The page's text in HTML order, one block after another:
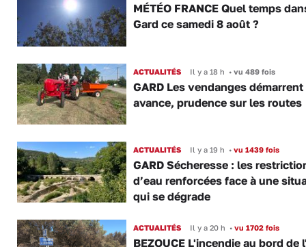
MÉTÉO FRANCE Quel temps
Gard ce samedi 8 août ?
ACTUALITÉS Il y a 18 h •vu 489 fois
GARD Les vendanges démarrent
avance, prudence sur les routes
ACTUALITÉS Il y a 19 h •vu 1439 fois
GARD Sécheresse : les
d’eau renforcées face à une
qui se dégrade
ACTUALITÉS Il y a 20 h •vu 1702 fois
BEZOUCE L'incendie au bord de